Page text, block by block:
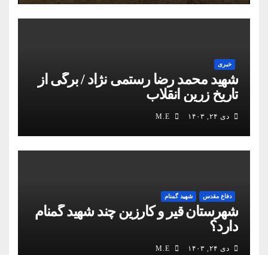
خبری
شهید محمد رضا رستمی نژاد / برگی از
تاریخ زرین انقلاب
دی ۲۴, ۱۴۰۳
دفاع مقدس شهید گمنام
شهرستان قیر و کارزین چند شهید گمنام
دارد؟
دی ۲۴, ۱۴۰۳